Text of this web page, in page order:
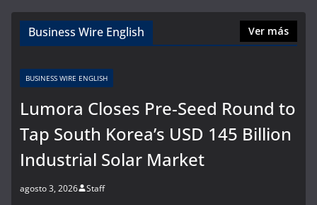
Business Wire English Ver más
BUSINESS WIRE ENGLISH
Lumora Closes Pre-Seed Round to
Tap South Korea’s USD 145 Billion
Industrial Solar Market
agosto 3, 2026 Staff